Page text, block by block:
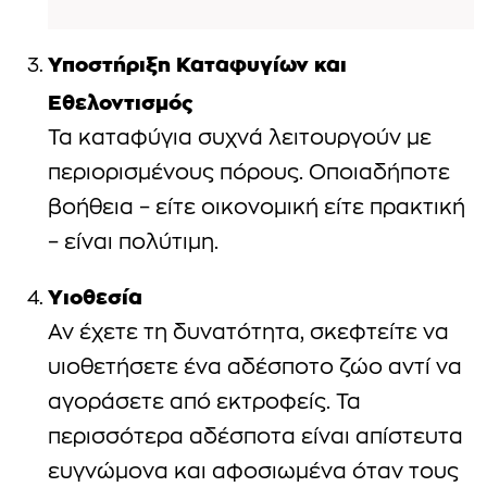
Υποστήριξη Καταφυγίων και
Εθελοντισμός
Τα καταφύγια συχνά λειτουργούν με
περιορισμένους πόρους. Οποιαδήποτε
βοήθεια – είτε οικονομική είτε πρακτική
– είναι πολύτιμη.
Υιοθεσία
Αν έχετε τη δυνατότητα, σκεφτείτε να
υιοθετήσετε ένα αδέσποτο ζώο αντί να
αγοράσετε από εκτροφείς. Τα
περισσότερα αδέσποτα είναι απίστευτα
ευγνώμονα και αφοσιωμένα όταν τους